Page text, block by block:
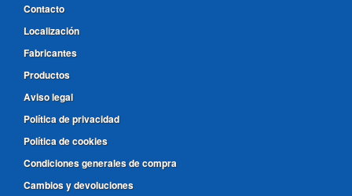
Contacto
Localización
Fabricantes
Productos
Aviso legal
Política de privacidad
Política de cookies
Condiciones generales de compra
Cambios y devoluciones